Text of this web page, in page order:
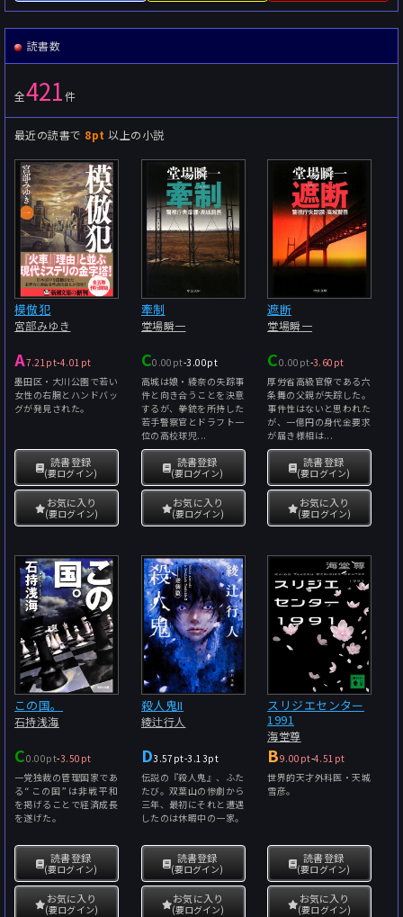
読書数
全421件
最近の読書で 8pt 以上の小説
模倣犯
宮部みゆき
A7.21pt-4.01pt
墨田区・大川公園で若い
女性の右腕とハンドバッ
グが発見された。
読書登録
(要ログイン)
お気に入り
(要ログイン)
牽制
堂場瞬一
C0.00pt-3.00pt
高城は娘・綾奈の失踪事
件と向き合うことを決意
するが、拳銃を所持した
若手警察官とドラフト一
位の高校球児...
読書登録
(要ログイン)
お気に入り
(要ログイン)
遮断
堂場瞬一
C0.00pt-3.60pt
厚労省高級官僚である六
条舞の父親が失踪した。
事件性はないと思われた
が、一億円の身代金要求
が届き様相は...
読書登録
(要ログイン)
お気に入り
(要ログイン)
この国。
石持浅海
C0.00pt-3.50pt
一党独裁の管理国家であ
る“この国”は非戦平和
を掲げることで経済成長
を遂げた。
読書登録
(要ログイン)
お気に入り
(要ログイン)
殺人鬼II
綾辻行人
D3.57pt-3.13pt
伝説の『殺人鬼』、ふた
たび。双葉山の惨劇から
三年、最初にそれと遭遇
したのは休暇中の一家。
読書登録
(要ログイン)
お気に入り
(要ログイン)
スリジエセンター
1991
海堂尊
B9.00pt-4.51pt
世界的天才外科医・天城
雪彦。
読書登録
(要ログイン)
お気に入り
(要ログイン)